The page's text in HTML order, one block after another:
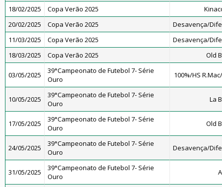
18/02/2025
Copa Verão 2025
20/02/2025
Copa Verão 2025
Desavença/
11/03/2025
Copa Verão 2025
Desavença/
18/03/2025
Copa Verão 2025 Old
03/05/2025
39°Campeonato de Futebol 7- Série
Ouro
100%/HS
10/05/2025
39°Campeonato de Futebol 7- Série
Ouro
La
17/05/2025
39°Campeonato de Futebol 7- Série
Ouro
Old
24/05/2025
39°Campeonato de Futebol 7- Série
Ouro
Desavença/
31/05/2025
39°Campeonato de Futebol 7- Série
Ouro